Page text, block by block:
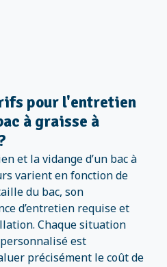
pour l'entretien
à graisse à
et la vidange d’un bac à
varient en fonction de
du bac, son
d’entretien requise et
Chaque situation
est
précisément le coût de